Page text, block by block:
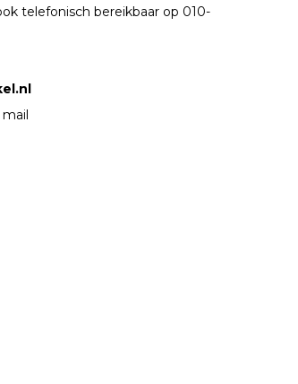
telefonisch bereikbaar op 010-